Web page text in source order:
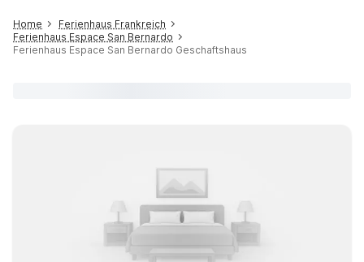
Home
Ferienhaus Frankreich
Ferienhaus Espace San Bernardo
Ferienhaus Espace San Bernardo Geschaftshaus